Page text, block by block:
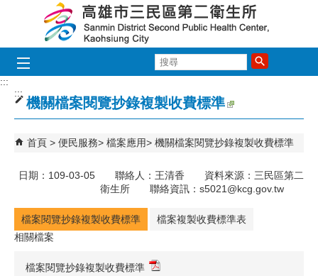
跳到主要內容區塊
尋
:::
:::
機關檔案閱覽抄錄複製收費標準
首頁 便民服務 檔案應用 機關檔案閱覽抄錄複製收費標準
日期：109-03-05 聯絡人：王清香 資料來源：三民區第二
衛生所 聯絡資訊：s5021@kcg.gov.tw
檔案閱覽抄錄複製收費標準
檔案複製收費標準表
相關檔案
檔案閱覽抄錄複製收費標準